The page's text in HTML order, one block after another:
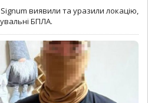
виявили та уразили локацію,
БПЛА.